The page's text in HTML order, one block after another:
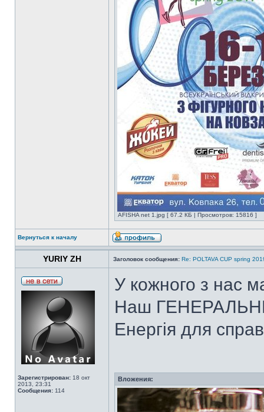
AFISHA net 1.jpg [ 67.2 КБ | Просмотров: 15816 ]
Вернуться к началу
YURIY ZH Заголовок сообщения: Re: POLTAVA CUP spring
Зарегистрирован: 18 окт
2013, 23:31
Сообщения: 114
У кожного з нас
Наш
Енергія для
Вложения: